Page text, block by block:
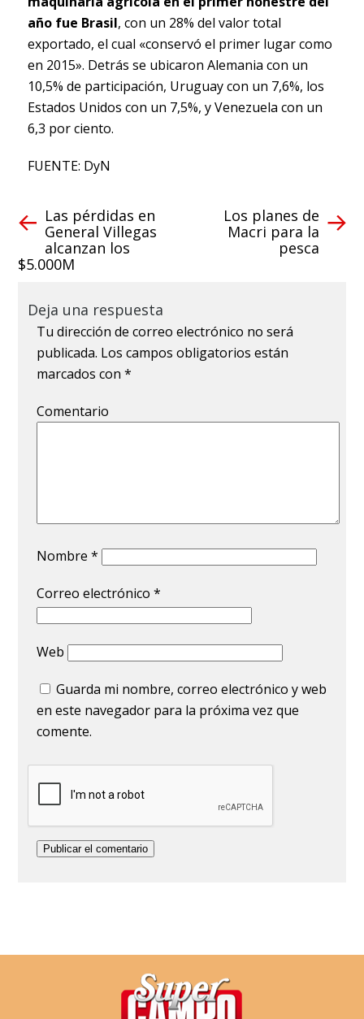
año fue Brasil, con un 28% del valor total
exportado, el cual «conservó el primer lugar como
en 2015». Detrás se ubicaron Alemania con un
10,5% de participación, Uruguay con un 7,6%, los
Estados Unidos con un 7,5%, y Venezuela con un
6,3 por ciento.
FUENTE: DyN
Las pérdidas en
General Villegas
alcanzan los
$5.000M
Los planes de
Macri para la
pesca
Deja una respuesta
Tu dirección de correo electrónico no será
publicada. Los campos obligatorios están
marcados con*
Comentario
Nombre*
Correo electrónico*
Web
Guarda mi nombre, correo electrónico y web
en este navegador para la próxima vez que
comente.